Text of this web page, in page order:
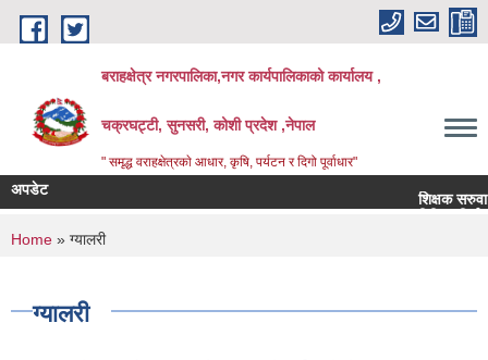
Skip to main content
बराहक्षेत्र नगरपालिका,नगर कार्यपालिकाको कार्यालय ,
चक्रघट्टी, सुनसरी, कोशी प्रदेश ,नेपाल
" समृद्ध वराहक्षेत्रकाे आधार, कृषि, पर्यटन र दिगो पूर्वाधार"
अपडेट
शिक्षक सरुवा
You are here
Home » ग्यालरी
ग्यालरी